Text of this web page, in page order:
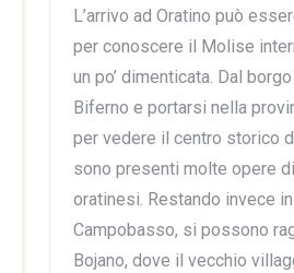
L’arrivo ad Oratino può
per conoscere il Molise
un po’ dimenticata. Dal
Biferno e portarsi nella
per vedere il centro storico
sono presenti molte opere
oratinesi. Restando invece
Campobasso, si possono
Bojano, dove il vecchio